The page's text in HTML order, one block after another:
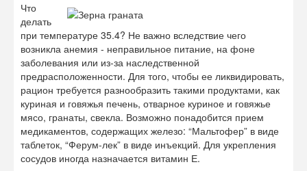
Что
делать
при температуре 35.4? Не важно вследствие чего
возникла анемия - неправильное питание, на фоне
заболевания или из-за наследственной
предрасположенности. Для того, чтобы ее ликвидировать,
рацион требуется разнообразить такими продуктами, как
куриная и говяжья печень, отварное куриное и говяжье
мясо, гранаты, свекла. Возможно понадобится прием
медикаментов, содержащих железо: “Мальтофер” в виде
таблеток, “Ферум-лек” в виде инъекций. Для укрепления
сосудов иногда назначается витамин Е.